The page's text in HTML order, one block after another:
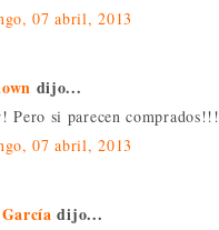
07 abril, 2013
dijo...
Pero si parecen
07 abril, 2013
dijo...